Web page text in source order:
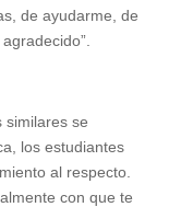
de ayudarme, de
similares se
los estudiantes
al respecto.
con que te